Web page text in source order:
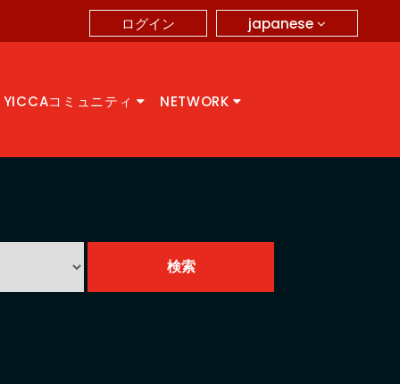
japanese
ログイン
YICCAコミュニティ NETWORK